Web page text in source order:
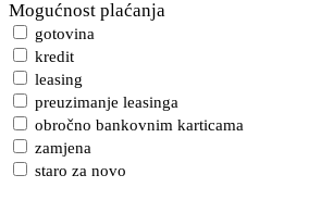
Mogućnost plaćanja
gotovina
kredit
leasing
preuzimanje leasinga
obročno bankovnim karticama
zamjena
staro za novo